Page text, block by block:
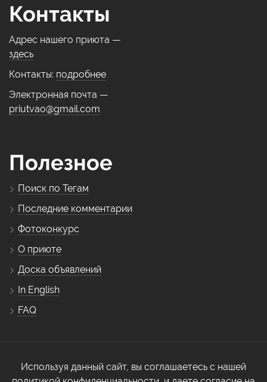
Контакты
Адрес нашего приюта —
здесь
Контакты: подробнее
Электронная почта —
priutvao@gmail.com
Полезное
Поиск по Тегам
Последние комментарии
Фотоконкурс
О приюте
Доска объявлений
In English
FAQ
Используя данный сайт, вы соглашаетесь с нашей